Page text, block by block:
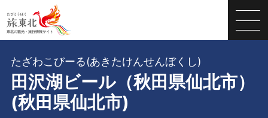
田沢湖ビール（秋田県仙北市）
(秋田県仙北市)
たざわこびーる(あきたけんせんぼくし)